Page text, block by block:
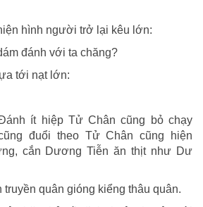
hình người trở lại kêu lớn:
đánh với ta chăng?
tới nạt lớn:
ít hiệp Tử Chân cũng bỏ chạy
đuổi theo Tử Chân cũng hiện
cắn Dương Tiễn ăn thịt như Dư
quân gióng kiểng thâu quân.